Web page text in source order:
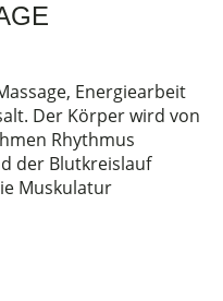
Energiearbeit
Der Körper wird von
Rhythmus
der Blutkreislauf
Muskulatur